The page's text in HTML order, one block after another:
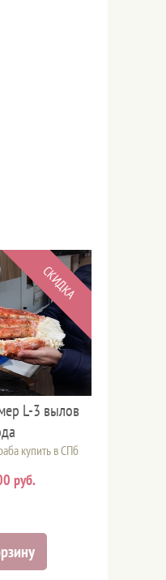
СКИДКА
L-3 вылов
купить в СПб
руб.